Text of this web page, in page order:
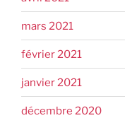
mars 2021
février 2021
janvier 2021
décembre 2020